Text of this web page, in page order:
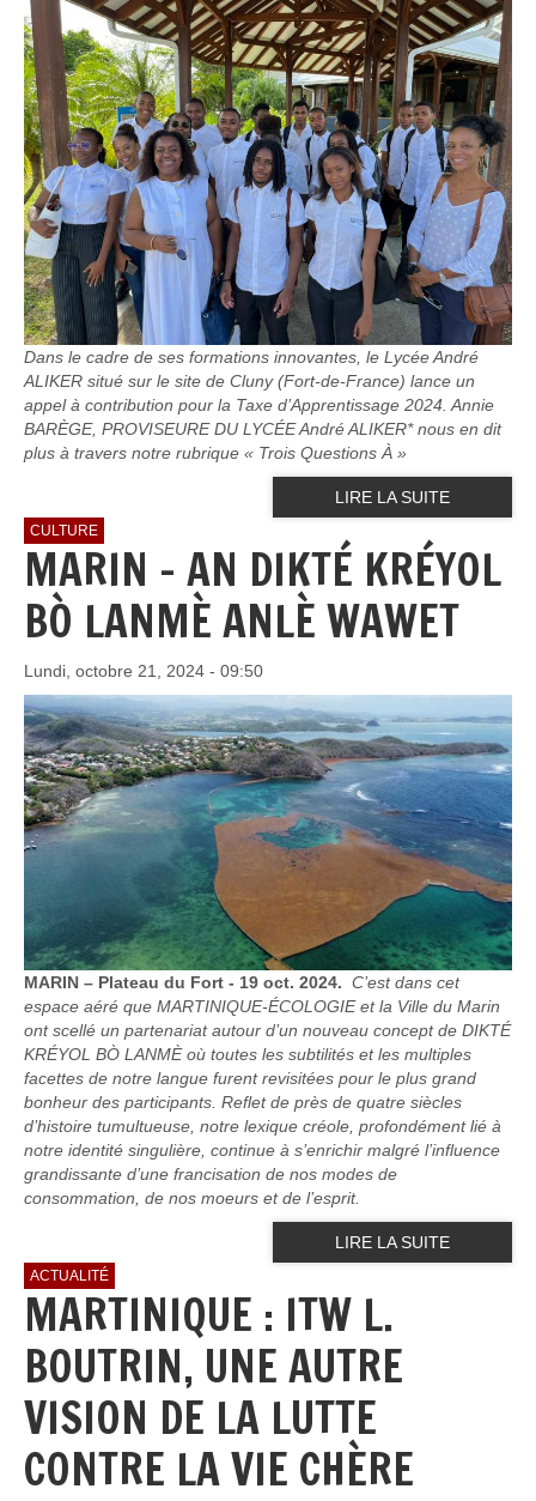
Dans le cadre de ses formations innovantes, le Lycée André
ALIKER situé sur le site de Cluny (Fort-de-France) lance un
appel à contribution pour la Taxe d’Apprentissage 2024. Annie
BARÈGE, PROVISEURE DU LYCÉE André ALIKER* nous en dit
plus à travers notre rubrique « Trois Questions À »
LIRE LA SUITE
CULTURE
MARIN - AN DIKTÉ KRÉYOL
BÒ LANMÈ ANLÈ WAWET
Lundi, octobre 21, 2024 - 09:50
MARIN – Plateau du Fort - 19 oct. 2024. C’est dans cet
espace aéré que MARTINIQUE-ÉCOLOGIE et la Ville du Marin
ont scellé un partenariat autour d’un nouveau concept de DIKTÉ
KRÉYOL BÒ LANMÈ où toutes les subtilités et les multiples
facettes de notre langue furent revisitées pour le plus grand
bonheur des participants. Reflet de près de quatre siècles
d’histoire tumultueuse, notre lexique créole, profondément lié à
notre identité singulière, continue à s’enrichir malgré l’influence
grandissante d’une francisation de nos modes de
consommation, de nos moeurs et de l’esprit.
LIRE LA SUITE
ACTUALITÉ
MARTINIQUE : ITW L.
BOUTRIN, UNE AUTRE
VISION DE LA LUTTE
CONTRE LA VIE CHÈRE